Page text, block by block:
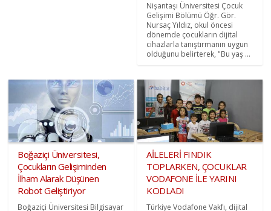
Nişantaşı Üniversitesi Çocuk
Gelişimi Bölümü Öğr. Gör.
Nursaç Yıldız, okul öncesi
dönemde çocukların dijital
cihazlarla tanıştırmanın uygun
olduğunu belirterek, "Bu yaş ...
Boğaziçi Üniversitesi,
Çocukların Gelişiminden
İlham Alarak Düşünen
Robot Geliştiriyor
Boğaziçi Üniversitesi Bilgisayar
AİLELERİ FINDIK
TOPLARKEN, ÇOCUKLAR
VODAFONE İLE YARINI
KODLADI
Türkiye Vodafone Vakfı, dijital